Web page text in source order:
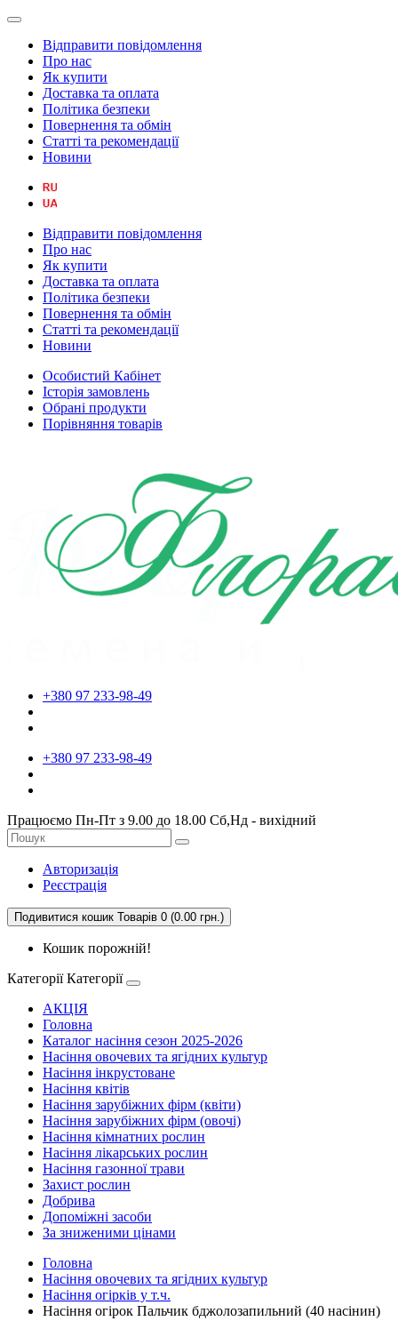
Відправити повідомлення
Про нас
Як купити
Доставка та оплата
Політика безпеки
Повернення та обмін
Статті та рекомендації
Новини
Відправити повідомлення
Про нас
Як купити
Доставка та оплата
Політика безпеки
Повернення та обмін
Статті та рекомендації
Новини
Особистий Кабінет
Історія замовлень
Обрані продукти
Порівняння товарів
+380 97 233-98-49
+380 97 233-98-49
Працюємо Пн-Пт з 9.00 до 18.00 Сб,Нд - вихідний
Авторизація
Реєстрація
Подивитися кошик Товарів 0 (0.00 грн.)
Кошик порожній!
Категорії Категорії
АКЦІЯ
Головна
Каталог насіння сезон 2025-2026
Насіння овочевих та ягідних культур
Насіння інкрустоване
Насіння квітів
Насіння зарубіжних фірм (квіти)
Насіння зарубіжних фірм (овочі)
Насіння кімнатних рослин
Насіння лікарських рослин
Насіння газонної трави
Захист рослин
Добрива
Допоміжні засоби
За зниженими цінами
Головна
Насіння овочевих та ягідних культур
Насіння огірків у т.ч.
Насіння огірок Пальчик бджолозапильний (40 насінин)